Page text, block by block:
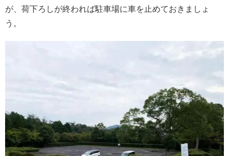
が、荷下ろしが終われば駐車場に車を止めておきましょ
う。